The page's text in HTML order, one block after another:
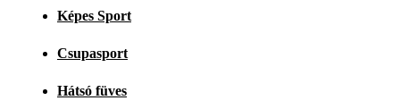
Képes Sport
Csupasport
Hátsó füves